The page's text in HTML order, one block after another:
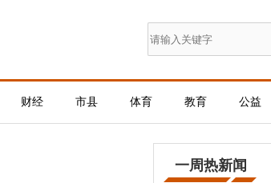
财经 市县 体育 教育 公益
一周热新闻